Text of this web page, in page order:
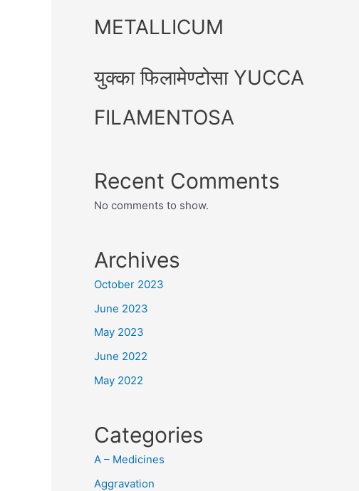
METALLICUM
युक्का फिलामेण्टोसा YUCCA
FILAMENTOSA
Recent Comments
No comments to show.
Archives
October 2023
June 2023
May 2023
June 2022
May 2022
Categories
A – Medicines
Aggravation